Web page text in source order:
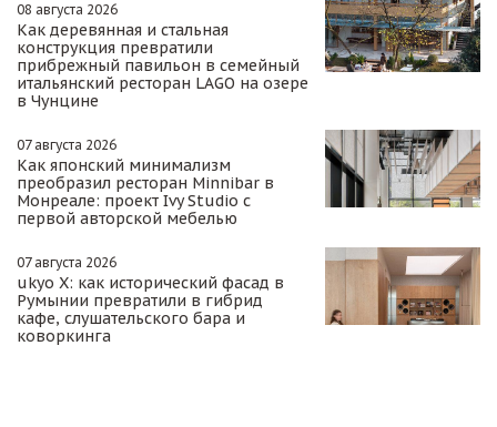
08 августа 2026
Как деревянная и стальная
конструкция превратили
прибрежный павильон в семейный
итальянский ресторан LAGO на озере
в Чунцине
07 августа 2026
Как японский минимализм
преобразил ресторан Minnibar в
Монреале: проект Ivy Studio с
первой авторской мебелью
07 августа 2026
ukyo X: как исторический фасад в
Румынии превратили в гибрид
кафе, слушательского бара и
коворкинга